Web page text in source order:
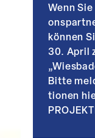
Wenn
können
30. April
Bitte
tionen